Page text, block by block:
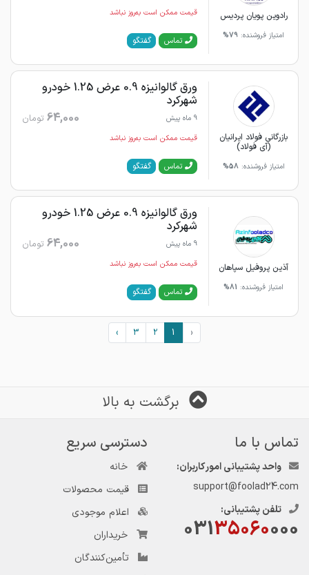
رادوین پویان پردیس
امتیاز فروشنده: 79%
قیمت ممکن است به‌روز نباشد
تماس گفتگو
بازرگانی فولاد ایرانیان
(آی فولاد)
امتیاز فروشنده: 58%
ورق گالوانیزه 0.9 عرض 1.25 خودرو
شهرکرد
9 ماه پیش 64,000 تومان
قیمت ممکن است به‌روز نباشد
تماس گفتگو
آذین پروفیل سپاهان
امتیاز فروشنده: 81%
ورق گالوانیزه 0.9 عرض 1.25 خودرو
شهرکرد
9 ماه پیش 64,000 تومان
قیمت ممکن است به‌روز نباشد
تماس گفتگو
‹
1
2
3
›
برگشت به بالا
تماس با ما
واحد پشتیبانی امور کاربران:
support@foolad24.com
تلفن پشتیبانی:
03135060000
دسترسی سریع
خانه
قیمت محصولات
اعلام موجودی
خریداران
تأمین‌کنندگان